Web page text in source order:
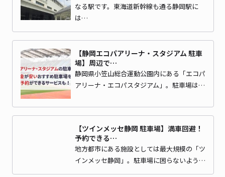
なる駅です。東海道新幹線も通る静岡駅に
は…
【静岡エコパアリーナ・スタジアム 駐車
場】周辺で…
静岡県小笠山総合運動公園内にある「エコパ
アリーナ・エコパスタジアム」。駐車場は…
【ツインメッセ静岡 駐車場】満車回避！
予約できる…
地方都市にある施設としては最大規模の「ツ
インメッセ静岡」。駐車場に困らないよう…